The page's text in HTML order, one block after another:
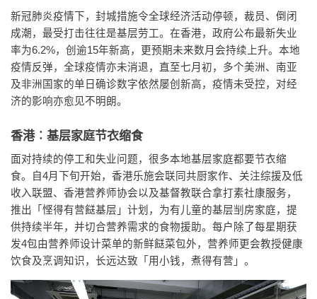
新冠肺炎疫情下，封城措施令全球经济活动停顿，裁员、倒闭
成潮，最受打击往往是基层劳工。在香港，政府公布最新失业
率为6.2%，创逾15年新高，更预期未来数月会持续上升。本地
疫情反弹，全球疫情亦未消退，直至七月初，多个美洲、南亚
及非洲国家的单日确诊数字依然屡创新高，疫情未受控，对经
济的影响亦愈见不明朗。
香港︰基层家庭节衣缩食
面对持续的停工和失业问题，很多本地基层家庭都要节衣缩
食。自4月下旬开始，香港乐施会联同共厨家作、关注综援及低
收入联盟、香港营养师协会以及基督教联合拿打素社康服务，
推出「悭得有营餸基层」计划，为有儿童的基层㓥房家庭，提
供持续半年，并切合营养需求的食物援助。每户除了每星期获
发4包由营养师设计菜单的新鲜餸菜包外，营养师更会教授健康
饮食及烹调知识，长远达致「用小钱，煮得有营」。